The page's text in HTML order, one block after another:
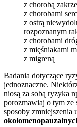
z chorobą
z chorobami
z ostrą
rozpoznanym
z chorobami
z mięśniakami
z migreną
Badania dotyczące
jednoznaczne.
niosą za sobą ryzyka
porozmawiaj o tym ze
sposoby